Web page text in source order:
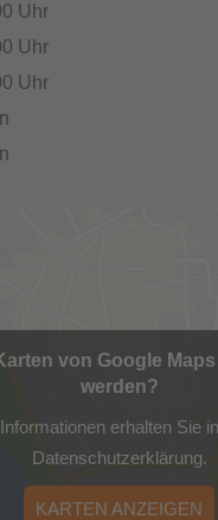
Uhr
Uhr
Uhr
von Google
werden?
erhalten Sie
Datenschutzerklärung.
KARTEN ANZEIGEN